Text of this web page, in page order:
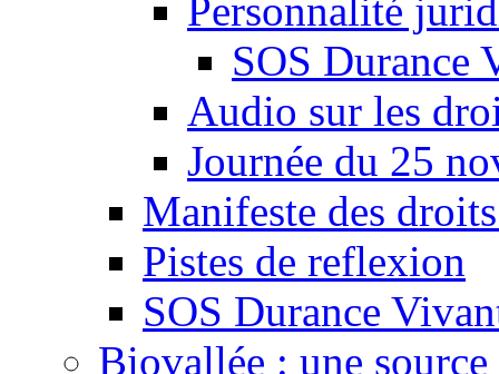
Personnalité
SOS Durance
Audio sur les
Journée du 25
Manifeste des
Pistes de reflexion
SOS Durance
Biovallée : une